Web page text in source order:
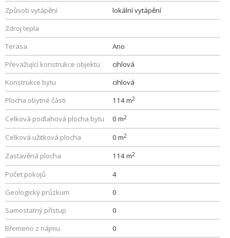
Způsob vytápění
lokální vytápění
Zdroj tepla
Terasa
Ano
Převažující konstrukce objektu
cihlová
Konstrukce bytu
cihlová
Plocha obytné části
114 m2
Celková podlahová plocha bytu 0 m2
Celková užitková plocha 0 m2
Zastavěná plocha 114 m2
Počet pokojů
4
Geologický průzkum
0
Samostatný přístup
0
Břemeno z nájmu
0